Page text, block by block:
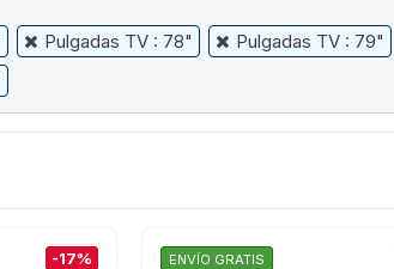
Pulgadas TV : 78" Pulgadas TV : 79"
-17% ENVÍO GRATIS